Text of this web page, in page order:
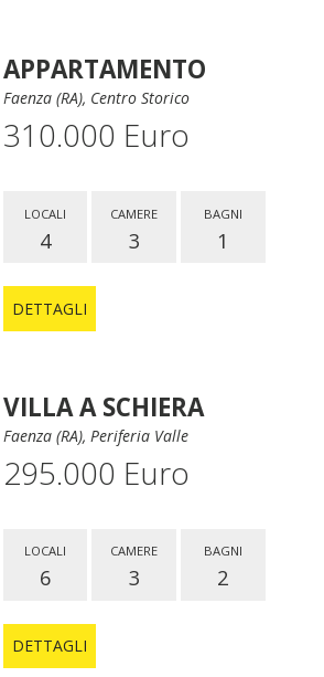
APPARTAMENTO
Faenza (RA), Centro Storico
310.000 Euro
LOCALI
4
CAMERE
3
BAGNI
1
DETTAGLI
VILLA A SCHIERA
Faenza (RA), Periferia Valle
295.000 Euro
LOCALI
6
CAMERE
3
BAGNI
2
DETTAGLI